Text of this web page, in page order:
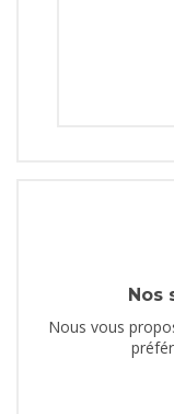
Nos
Nous vous